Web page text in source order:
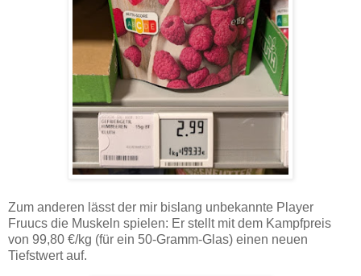
Zum anderen lässt der mir bislang unbekannte Player
Fruucs die Muskeln spielen: Er stellt mit dem Kampfpreis
von 99,80 €/kg (für ein 50-Gramm-Glas) einen neuen
Tiefstwert auf.